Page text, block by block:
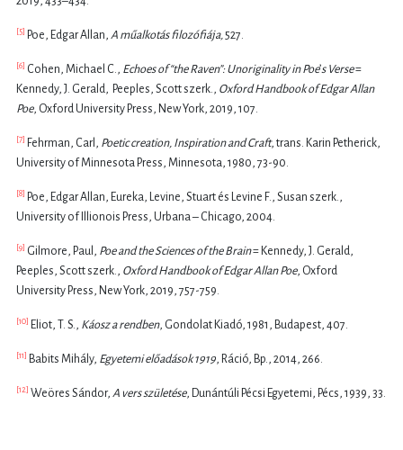
[5] Poe, Edgar Allan, A műalkotás filozófiája,527.
[6] Cohen, Michael C., Echoes of“the Raven”: Unoriginality in Poe’s Verse=
Kennedy, J. Gerald, Peeples, Scott szerk., Oxford Handbook of Edgar Allan
Poe, Oxford University Press, New York, 2019, 107.
[7] Fehrman, Carl, Poetic creation, Inspiration and Craft, trans. Karin Petherick,
University of Minnesota Press, Minnesota, 1980, 73-90.
[8] Poe, Edgar Allan, Eureka, Levine, Stuart és Levine F., Susan szerk.,
University of Illionois Press, Urbana – Chicago, 2004.
[9] Gilmore, Paul, Poe and the Sciences of the Brain= Kennedy, J. Gerald,
Peeples, Scott szerk., Oxford Handbook of Edgar Allan Poe, Oxford
University Press, New York, 2019, 757-759.
[10] Eliot, T. S., Káosz a rendben, Gondolat Kiadó, 1981, Budapest, 407.
[11] Babits Mihá ly, Egyetemi előadások 1919, Ráció, Bp., 2014, 266.
[12] Weöres Sándor, A vers születése, Dunántúli Pécsi Egyetemi, Pécs, 1939, 33.